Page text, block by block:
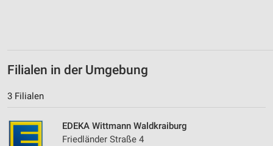
Filialen in der Umgebung
3 Filialen
EDEKA Wittmann Waldkraiburg
Friedländer Straße 4
Messung der Werbeleistung
Kombinationen von Daten aus verschiedenen
Quellen